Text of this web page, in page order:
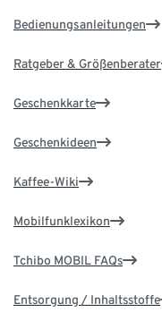
Bedienungsanleitungen
Ratgeber & Größenberater
Geschenkkarte
Geschenkideen
Kaffee-Wiki
Mobilfunklexikon
Tchibo MOBIL FAQs
Entsorgung / Inhaltsstoffe